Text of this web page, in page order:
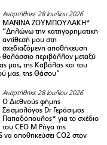
Αναρτήθηκε 28 Ιουλίου 2026
ΜΑΝΙΝΑ ΖΟΥΜΠΟΥΛΑΚΗ*:
“Δηλώνω την κατηγορηματική
αντίθεσή μου στη
σχεδιαζόμενη αποθήκευση
θαλάσσιο περιβάλλον μεταξύ
μας, της Καβάλας και του
μας, της Θάσου”
Αναρτήθηκε 28 Ιουλίου 2026
Ο Διεθνούς φήμης
Σεισμολόγος Dr Γεράσιμος
Παπαδόπουλος* για το σχέδιο
του CEO M.Ρήγα της
να αποθηκεύσει CO2 στον